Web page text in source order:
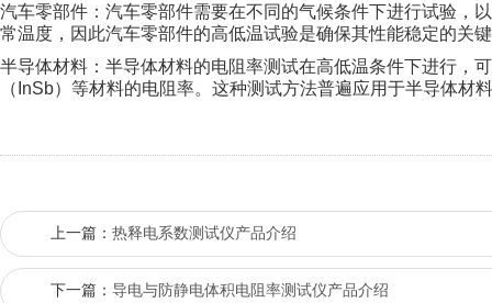
汽车零部件：汽车零部件需要在不同的气候条件下进行试验，
常温度，因此汽车零部件的高低温试验是确保其性能稳定的关
半导体材料：半导体材料的电阻率测试在高低温条件下进行，
（ InSb）等材料的电阻率。这种测试方法普遍应用于半导体材
上一篇： 热释电系数测试仪产品介绍
下一篇： 导电与防静电体积电阻率测试仪产品介绍